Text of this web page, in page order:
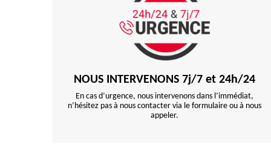
NOUS INTERVENONS 7j/7 et 24h/24
En cas d’urgence, nous intervenons dans l’immédiat,
n’hésitez pas à nous contacter via le formulaire ou à nous
appeler.